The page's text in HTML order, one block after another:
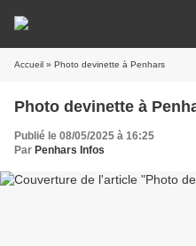
Accueil » Photo devinette à Penhars
Photo devinette à
Publié le 08/05/2025 à 16:25
Par Penhars Infos